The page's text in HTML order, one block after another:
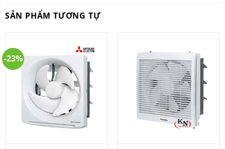
SẢN PHẨM TƯƠNG TỰ
-23%